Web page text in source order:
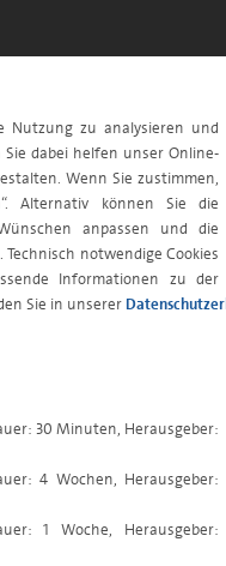
Nutzung zu analysieren und
dabei helfen unser Online-
Wenn Sie zustimmen,
Alternativ können Sie die
anpassen und die
notwendige Cookies
Informationen zu der
Sie in unserer
30 Minuten, Herausgeber:
4 Wochen, Herausgeber:
1 Woche, Herausgeber: